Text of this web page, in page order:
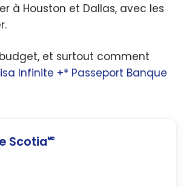
à Houston et Dallas, avec les
et surtout comment
Infinite +* Passeport Banque
Scotia🅪